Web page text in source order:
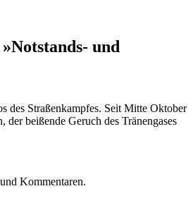
und
des Straßenkampfes. Seit Mitte Oktober
beißende Geruch des Tränengases
Kommentaren.